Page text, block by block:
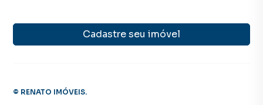
Cadastre seu imóvel
© RENATO IMÓVEIS.